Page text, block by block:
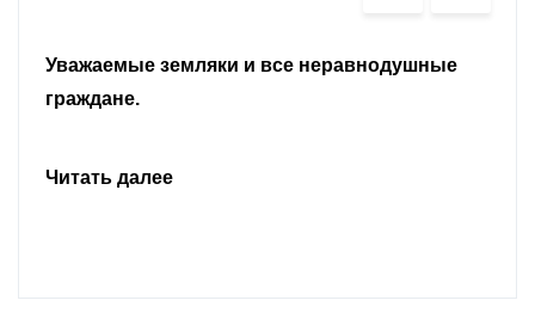
Уважаемые земляки и все неравнодушные
граждане.
Читать далее